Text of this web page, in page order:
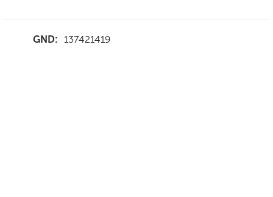
GND: 137421419